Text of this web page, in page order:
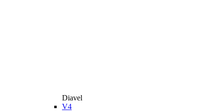
Diavel
V4